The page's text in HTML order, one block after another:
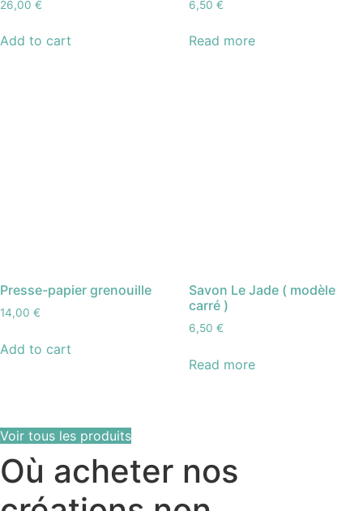
26,00 €
Add to cart
6,50 €
Read more
Presse-papier grenouille
14,00 €
Add to cart
Savon Le Jade ( modèle
carré )
6,50 €
Read more
Voir tous les produits
Où acheter nos